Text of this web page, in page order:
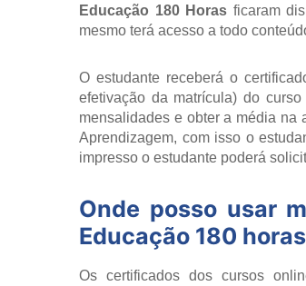
Educação 180 Horas ficaram
mesmo terá acesso a todo
O estudante receberá o
efetivação da matrícula) do curso
mensalidades e obter a média na
Aprendizagem, com isso o
impresso o estudante poderá
Onde posso usar
Educação 180 horas
Os certificados dos cursos